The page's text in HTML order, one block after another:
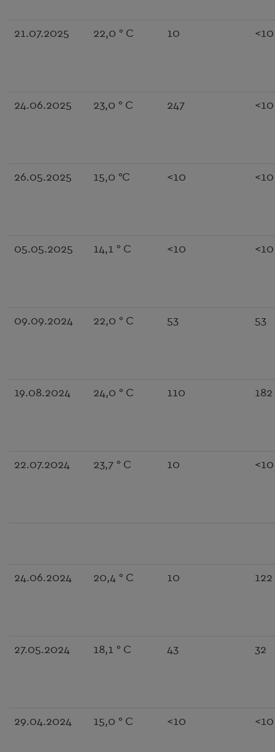
21.07.2025 22,0 ° C 10 <10
24.06.2025 23,0 ° C 247 <10
26.05.2025 15,0 °C <10 <10
05.05.2025 14,1 ° C <10 <10
09.09.2024 22,0 ° C 53 53
19.08.2024 24,0 ° C 110 182
22.07.2024 23,7 ° C 10 <10
24.06.2024 20,4 ° C 10 122
27.05.2024 18,1 ° C 43 32
29.04.2024 15,0 ° C <10 <10